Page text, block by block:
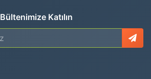
Bültenimize Katılın